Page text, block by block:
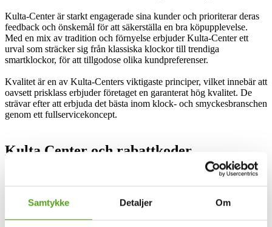
Samtykke Detaljer Om
Kulta-Center är starkt engagerade sina kunder och prioriterar deras
feedback och önskemål för att säkerställa en bra köpupplevelse.
Med en mix av tradition och förnyelse erbjuder Kulta-Center ett
urval som sträcker sig från klassiska klockor till trendiga
smartklockor, för att tillgodose olika kundpreferenser.
Kvalitet är en av Kulta-Centers viktigaste principer, vilket innebär att
oavsett prisklass erbjuder företaget en garanterat hög kvalitet. De
strävar efter att erbjuda det bästa inom klock- och smyckesbranschen
genom ett fullservicekoncept.
Kulta Center och rabattkoder
Kulta-Center är ett finskt, familjeägt och pålitligt smyckesföretag
som funnits på marknaden sedan 1933. De erbjuder ett brett
sortiment av klockor och smycken, både i butiker och online. Kulta-
Center är känt för sin höga kvalitet och sitt fokus på att alltid